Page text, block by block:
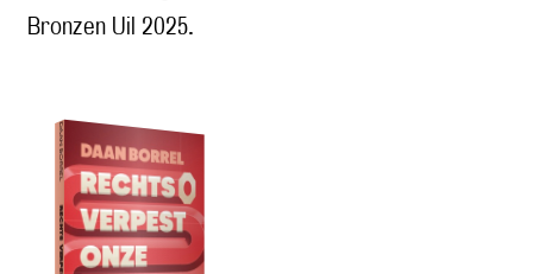
Bronzen Uil 2025.